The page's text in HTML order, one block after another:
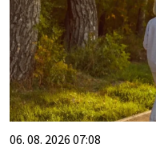
06. 08. 2026 07:08